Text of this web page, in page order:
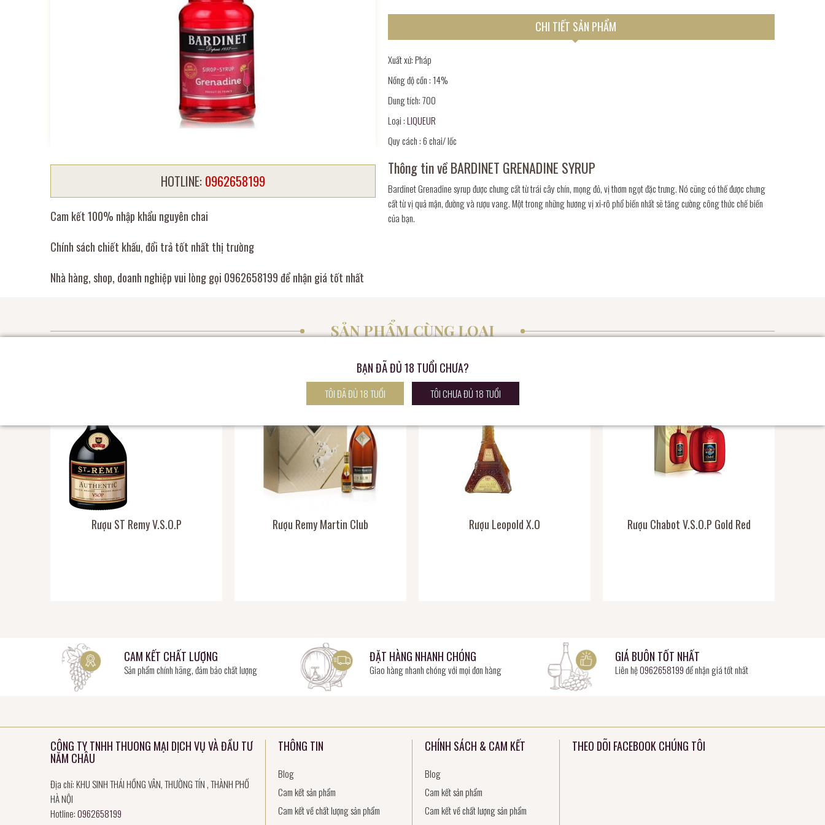
HOTLINE: 0962658199
Cam kết 100% nhập khẩu nguyên chai
Chính sách chiết khấu, đổi trả tốt nhất thị trường
Nhà hàng, shop, doanh nghiệp vui lòng gọi 0962658199 để nhận giá tốt nhất
CHI TIẾT SẢN PHẨM
Xuất xứ: Pháp
Nồng độ cồn : 14%
Dung tích: 700
Loại :LIQUEUR
Quy cách : 6 chai/ lốc
Thông tin về BARDINET GRENADINE SYRUP
Bardinet Grenadine syrup được chưng cất từ trái cây chín, mọng đỏ, vị thơm ngọt đặc trưng. Nó cũng có thế được chưng
cất từ vị quả mận, đường và rượu vang. Một trong những hương vị xi-rô phổ biến nhất sẽ tăng cường công thức chế biến
của bạn.
SẢN PHẨM CÙNG LOẠI
Rượu ST Remy V.S.O.P Rượu Remy Martin Club Rượu Leopold X.O Rượu Chabot V.S.O.P Gold Red
CAM KẾT CHẤT LƯỢNG
Sản phẩm chính hãng, đảm bảo chất lượng
ĐẶT HÀNG NHANH CHÓNG
Giao hàng nhanh chóng với mọi đơn hàng
GIÁ BUÔN TỐT NHẤT
Liên hệ0962658199để nhận giá tốt nhất
CÔNG TY TNHH THUONG MẠI DỊCH VỤ VÀ ĐẦU TƯ
NĂM CHÂU
Địa chỉ: KHU SINH THÁI HỒNG VÂN, THƯỜNG TÍN , THÀNH PHỐ
HÀ NỘI
Hotline:0962658199
THÔNG TIN
Blog
Cam kết sản phẩm
Cam kết về chất lượng sản phẩm
CHÍNH SÁCH & CAM KẾT
Blog
Cam kết sản phẩm
Cam kết về chất lượng sản phẩm
THEO DÕI FACEBOOK CHÚNG TÔI
BẠN ĐÃ ĐỦ 18 TUỔI CHƯA?
TÔI ĐÃ ĐỦ 18 TUỔI TÔI CHƯA ĐỦ 18 TUỔI